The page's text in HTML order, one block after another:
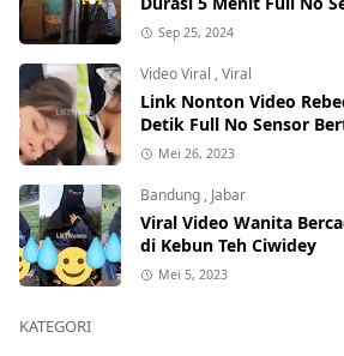
Internet, Hati-Hati
Sep 25, 2024
Video Viral ,Viral
Link Nonton Video
Detik Full No Sensor
Hati-Hati Phising!
Mei 26, 2023
Bandung , Jabar
Viral Video Wanita
di Kebun Teh Ciwidey
Mei 5, 2023
KATEGORI